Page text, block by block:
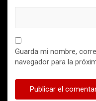
Guarda mi nombre,
navegador para la